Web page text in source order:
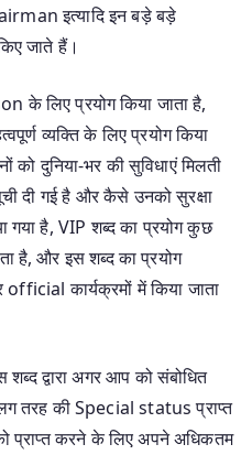
इत्यादि इन बड़े बड़े
जाते हैं।
लिए प्रयोग किया जाता है,
व्यक्ति के लिए प्रयोग किया
को दुनिया-भर की सुविधाएं मिलती
दी गई है और कैसे उनको सुरक्षा
गया है, VIP शब्द का प्रयोग कुछ
है, और इस शब्द का प्रयोग
कार्यक्रमों में किया जाता
द्वारा अगर आप को संबोधित
तरह की Special status प्राप्त
प्राप्त करने के लिए अपने अधिकतम